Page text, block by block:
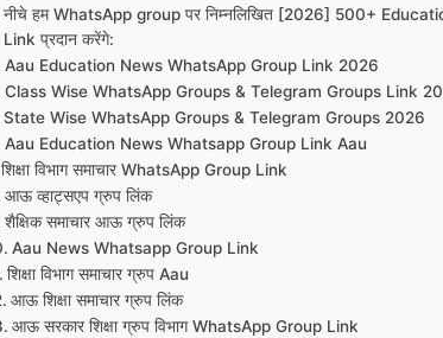
नीचे हम WhatsApp group पर निम्नलिखित [2026] 500+
Link प्रदान करेंगे:
Aau Education News WhatsApp Group Link 2026
Class Wise WhatsApp Groups & Telegram Groups Link
State Wise WhatsApp Groups & Telegram Groups 2026
Aau Education News Whatsapp Group Link Aau
शिक्षा विभाग समाचार WhatsApp Group Link
आऊ व्हाट्सएप ग्रुप लिंक
शैक्षिक समाचार आऊ ग्रुप लिंक
Aau News Whatsapp Group Link
शिक्षा विभाग समाचार ग्रुप Aau
आऊ शिक्षा समाचार ग्रुप लिंक
आऊ सरकार शिक्षा ग्रुप विभाग WhatsApp Group Link